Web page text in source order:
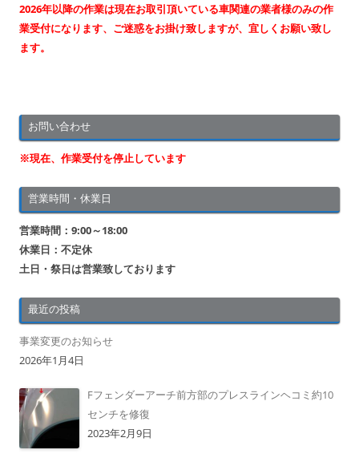
シ
ョ
ン
2026年以降の作業は現在お取引頂いている車関連の業者様のみの作
業受付になります、ご迷惑をお掛け致しますが、宜しくお願い致し
ます。
お問い合わせ
※現在、作業受付を停止しています
営業時間・休業日
営業時間：9:00～18:00
休業日：不定休
土日・祭日は営業致しております
最近の投稿
事業変更のお知らせ
2026年1月4日
Fフェンダーアーチ前方部のプレスラインヘコミ約10
センチを修復
2023年2月9日